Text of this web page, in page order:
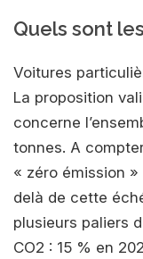
Quels sont
Voitures
La proposition
concerne
tonnes. A
« zéro émission
delà de cette
plusieurs paliers
CO2 : 15 % en